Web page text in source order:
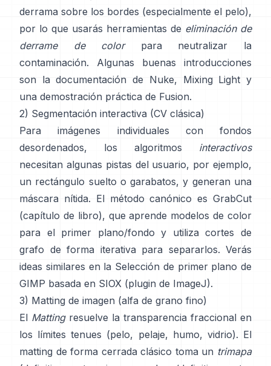
derrama sobre los bordes (especialmente el pelo),
por lo que usarás herramientas de eliminación de
derrame de colorpara neutralizar la
contaminación. Algunas buenas introducciones
son la documentación de Nuke, Mixing Light y
una demostración práctica de Fusion.
2) Segmentación interactiva (CV clásica)
Para imágenes individuales con fondos
desordenados, los algoritmos interactivos
necesitan algunas pistas del usuario, por ejemplo,
un rectángulo suelto o garabatos, y generan una
máscara nítida. El método canónico es GrabCut
(capítulo de libro), que aprende modelos de color
para el primer plano/fondo y utiliza cortes de
grafo de forma iterativa para separarlos. Verás
ideas similares en la Selección de primer plano de
GIMP basada en SIOX (plugin de ImageJ).
3) Matting de imagen (alfa de grano fino)
El Mattingresuelve la transparencia fraccional en
los límites tenues (pelo, pelaje, humo, vidrio). El
matting de forma cerrada clásico toma un trimapa